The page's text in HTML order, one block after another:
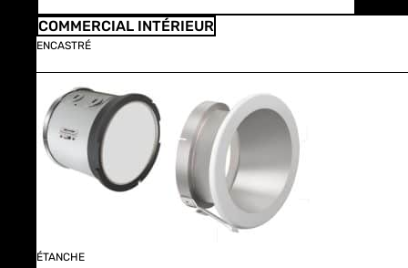
COMMERCIAL INTÉRIEUR
ENCASTRÉ
ÉTANCHE